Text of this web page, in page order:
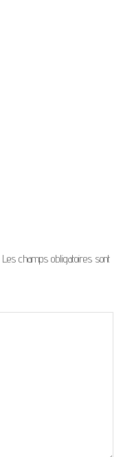
Les champs obligatoires sont